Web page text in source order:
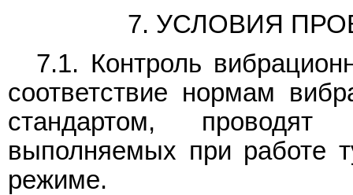
7. УСЛОВИЯ
7.1. Контроль
соответствие нормам
стандартом,
выполняемых при работе
режиме.